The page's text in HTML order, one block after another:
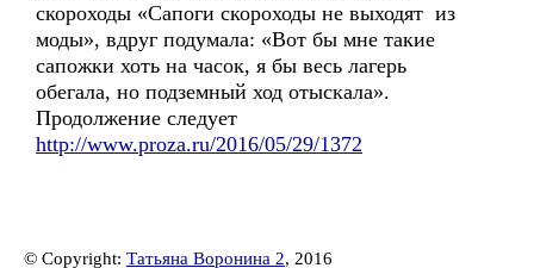
скороходы «Сапоги скороходы не выходят из
моды», вдруг подумала: «Вот бы мне такие
сапожки хоть на часок, я бы весь лагерь
обегала, но подземный ход отыскала».
Продолжение следует
http://www.proza.ru/2016/05/29/1372
© Copyright: Татьяна Воронина 2, 2016